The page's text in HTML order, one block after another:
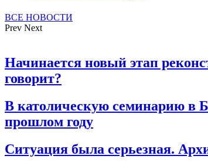
ВСЕ НОВОСТИ
Prev Next
Начинается новый этап
говорит?
В католическую семинарию в
прошлом году
Ситуация была серьезная.